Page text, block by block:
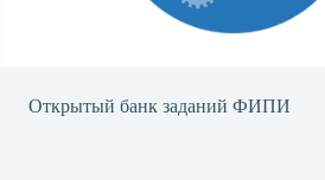
Открытый банк заданий ФИПИ